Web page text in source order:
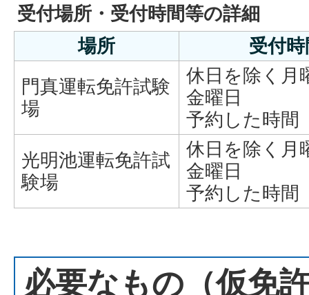
受付場所・受付時間等の詳細
場所
受付
門真運転免許試験
場
休日を除く月
金曜日
予約した時間
光明池運転免許試
験場
休日を除く月
金曜日
予約した時間
必要なもの（仮免